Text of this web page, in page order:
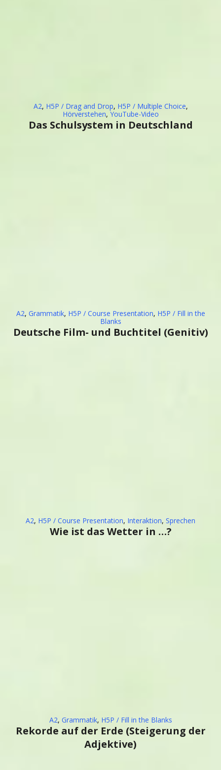
A2, H5P / Drag and Drop, H5P / Multiple Choice,
Hörverstehen,YouTube-Video
Das Schulsystem in Deutschland
A2, Grammatik, H5P / Course Presentation, H5P / Fill in the
Blanks
Deutsche Film- und Buchtitel (Genitiv)
A2, H5P / Course Presentation, Interaktion, Sprechen
Wie ist das Wetter in …?
A2, Grammatik, H5P / Fill in the Blanks
Rekorde auf der Erde (Steigerung der
Adjektive)